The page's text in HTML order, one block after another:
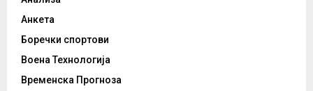
Анкета
Боречки спортови
Воена Технологија
Временска Прогноза